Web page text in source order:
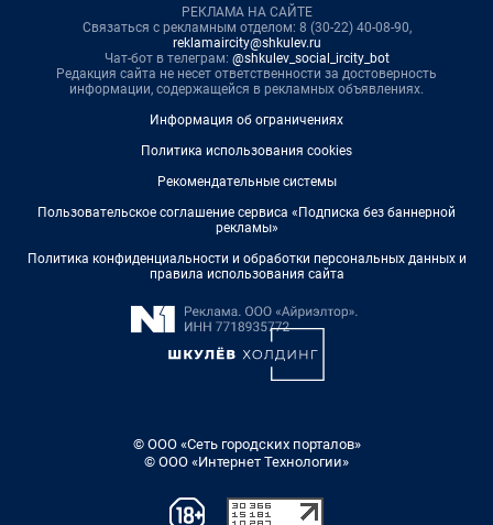
РЕКЛАМА НА САЙТЕ
Связаться с рекламным отделом: 8 (30-22) 40-08-90,
reklamaircity@shkulev.ru
Чат-бот в телеграм: @shkulev_social_ircity_bot
Редакция сайта не несет ответственности за достоверность
информации, содержащейся в рекламных объявлениях.
Информация об ограничениях
Политика использования cookies
Рекомендательные системы
Пользовательское соглашение сервиса «Подписка без баннерной
рекламы»
Политика конфиденциальности и обработки персональных данных и
правила использования сайта
© ООО «Сеть городских порталов»
© ООО «Интернет Технологии»